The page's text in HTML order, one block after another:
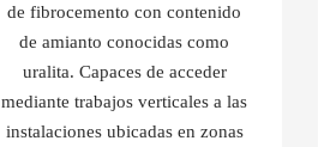
de fibrocemento con contenido
de amianto conocidas como
uralita. Capaces de acceder
mediante trabajos verticales a las
instalaciones ubicadas en zonas